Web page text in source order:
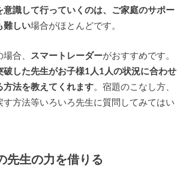
意識して行っていくのは、ご家庭のサポー
難しい場合がほとんどです。
合、 スマートレーダーがおすすめです。
破した先生がお子様1人1人の状況に合わせ
方法を教えてくれます。宿題のこなし方、
す方法等いろいろ先生に質問してみてはい
先生の力を借りる